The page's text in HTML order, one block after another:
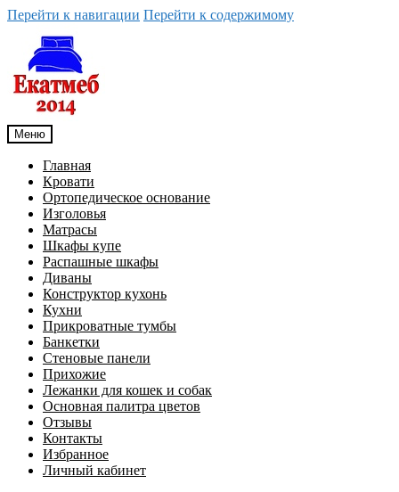
Перейти к навигации Перейти к содержимому
Меню
Главная
Кровати
Ортопедическое основание
Изголовья
Матрасы
Шкафы купе
Распашные шкафы
Диваны
Конструктор кухонь
Кухни
Прикроватные тумбы
Банкетки
Стеновые панели
Прихожие
Лежанки для кошек и собак
Основная палитра цветов
Отзывы
Контакты
Избранное
Личный кабинет